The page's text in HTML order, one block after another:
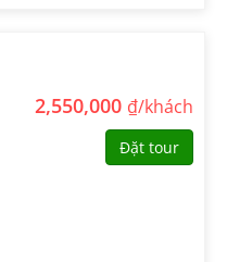
2,550,000 ₫/khách
Đặt tour